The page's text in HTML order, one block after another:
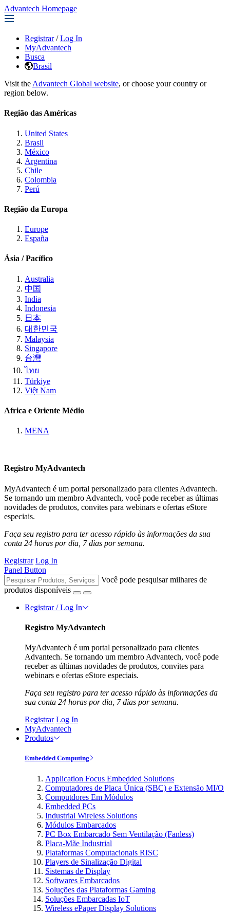
Advantech Homepage
Registrar / Log In
MyAdvantech
Busca
Brasil
Visit the Advantech Global website, or choose your country or
region below.
Região das Américas
United States
Brasil
México
Argentina
Chile
Colombia
Perú
Região da Europa
Europe
España
Ásia / Pacífico
Australia
中国
India
Indonesia
日本
대한민국
Malaysia
Singapore
台灣
ไทย
Türkiye
Việt Nam
Africa e Oriente Médio
MENA
Registro MyAdvantech
MyAdvantech é um portal personalizado para clientes Advantech.
Se tornando um membro Advantech, você pode receber as últimas
novidades de produtos, convites para webinars e ofertas eStore
especiais.
Faça seu registro para ter acesso rápido às informações da sua
conta 24 horas por dia, 7 dias por semana.
Registrar Log In
Panel Button
Você pode pesquisar milhares de
produtos disponíveis
Registrar / Log In
Registro MyAdvantech
MyAdvantech é um portal personalizado para clientes
Advantech. Se tornando um membro Advantech, você pode
receber as últimas novidades de produtos, convites para
webinars e ofertas eStore especiais.
Faça seu registro para ter acesso rápido às informações da
sua conta 24 horas por dia, 7 dias por semana.
Registrar Log In
MyAdvantech
Produtos
Embedded Computing
Application Focus Embedded Solutions
Computadores de Placa Única (SBC) e Extensão MI/O
Computdores Em Módulos
Embedded PCs
Industrial Wireless Solutions
Módulos Embarcados
PC Box Embarcado Sem Ventilação (Fanless)
Placa-Mãe Industrial
Plataformas Computacionais RISC
Players de Sinalização Digital
Sistemas de Display
Softwares Embarcados
Soluções das Plataformas Gaming
Soluções Embarcadas IoT
Wireless ePaper Display Solutions